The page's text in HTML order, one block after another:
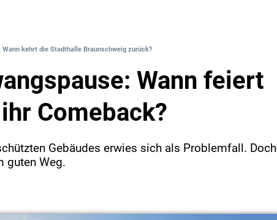
kehrt die Stadthalle Braunschweig zurück?
Wann feiert
Comeback?
Gebäudes erwies sich als Problemfall. Doch
guten Weg.